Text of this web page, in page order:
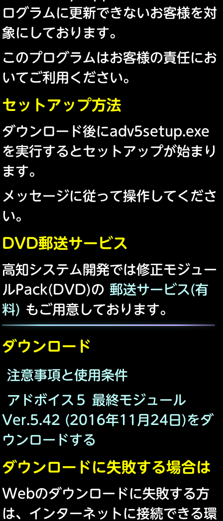
ログラムに更新できないお客様を対
象にしております。
このプログラムはお客様の責任にお
いてご利用ください。
セットアップ方法
ダウンロード後にadv5setup.exe
を実行するとセットアップが始まり
ます。
メッセージに従って操作してくださ
い。
DVD郵送サービス
高知システム開発では修正モジュー
ルPack(DVD)の 郵送サービス(有
料) もご用意しております。
ダウンロード
注意事項と使用条件
アドボイス５ 最終モジュール
Ver.5.42 (2016年11月24日)をダ
ウンロードする
ダウンロードに失敗する場合は
Webのダウンロードに失敗する方
は、インターネットに接続できる環